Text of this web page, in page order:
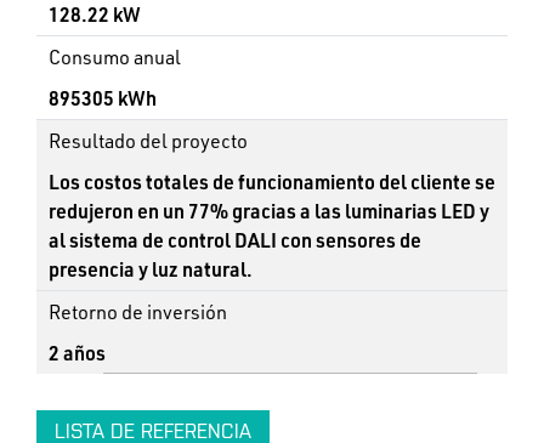
128.22 kW
Consumo anual
895305 kWh
Resultado del proyecto
Los costos totales de funcionamiento del cliente se
redujeron en un 77% gracias a las luminarias LED y
al sistema de control DALI con sensores de
presencia y luz natural.
Retorno de inversión
2 años
LISTA DE REFERENCIA